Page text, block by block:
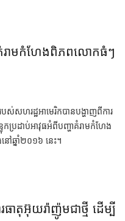
គំរាមកំហែង​ពិភពលោក​ធំ​ៗ
ស់​សហរដ្ឋ​អាមេរិក​បាន​បង្ហាញ​ពី​ការ​
ប្រដាប់​អាវុធ​​អំពី​បញ្ហា​គំរាមកំហែង​
ឆ្នាំ​២០១៦ នេះ។
ធាតុ​អ៊ុយរ៉ាញ៉ូម​​​ជា​ថ្មី​ ​ដើម្បី​